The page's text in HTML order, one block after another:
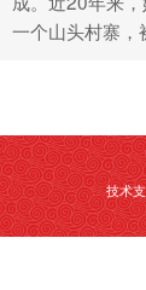
一个山头村寨
技术